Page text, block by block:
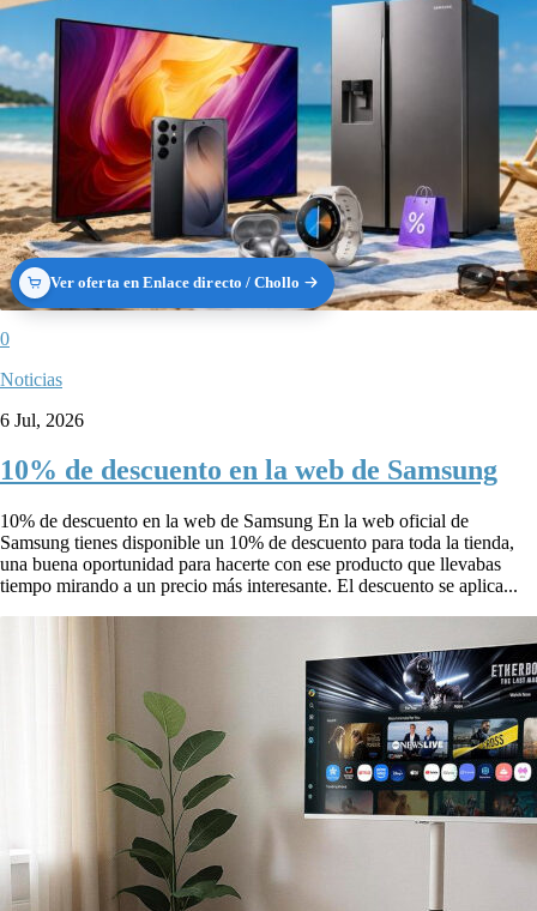
Ver oferta en Enlace directo / Chollo
0
Noticias
6 Jul, 2026
10% de descuento en la web de Samsung
10% de descuento en la web de Samsung En la web oficial de
Samsung tienes disponible un 10% de descuento para toda la tienda,
una buena oportunidad para hacerte con ese producto que llevabas
tiempo mirando a un precio más interesante. El descuento se aplica...